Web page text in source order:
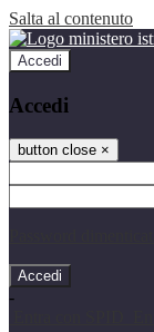
Salta al contenuto
Accedi
Accedi
button close ×
-